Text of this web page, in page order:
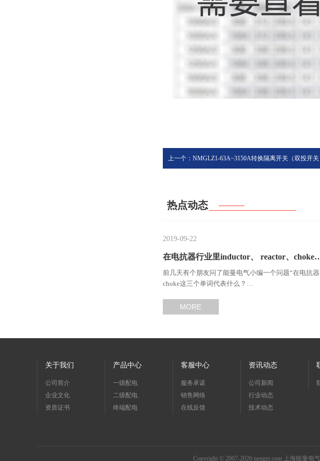
上一个：NMGLZ1-63A~3150A转换隔离开关（双投开
热点动态
2019-09-22
在电抗器行业里inductor、 reactor、
前几天有个朋友问了能曼电气小编一个问题“在电抗器
choke这三个单词代表什么？…
MORE
关于我们
公司简介
企业文化
资质证书
产品中心
一级配电
二级配电
终端配电
客服中心
服务承诺
销售网络
在线反馈
资讯动态
公司新闻
行业动态
技术动态
Copyright © 2007-2026 nengm.com 上海能曼电